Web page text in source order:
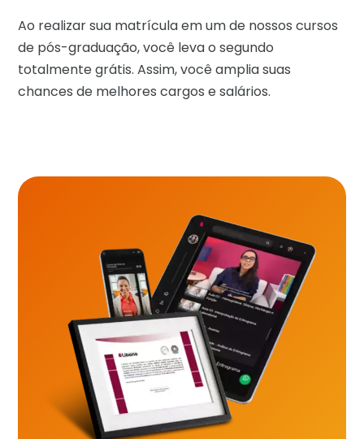
Ao realizar sua matrícula em um de nossos cursos
de pós-graduação, você leva o segundo
totalmente grátis. Assim, você amplia suas
chances de melhores cargos e salários.